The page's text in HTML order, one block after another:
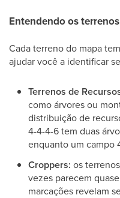
Entendendo os
Cada terreno do mapa
ajudar você a identificar
Terrenos de
como árvores ou
distribuição de
4-4-4-6 tem duas
enquanto um campo
Croppers: os
vezes parecem
marcações revelam